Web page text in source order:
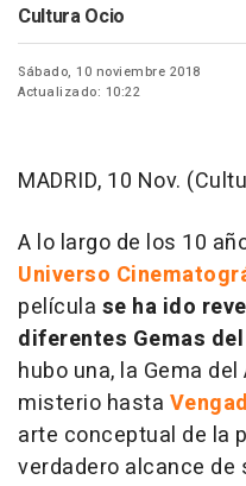
Cultura Ocio
Sábado, 10 noviembre 2018
Actualizado: 10:22
MADRID, 10 Nov.
A lo largo de los 10
Universo
película se ha ido
diferentes Gemas
hubo una, la Gema
misterio hasta
arte conceptual de la
verdadero alcance de